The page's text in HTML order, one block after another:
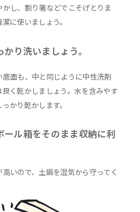
かし、割り箸などでこそげとりま
に使いましょう。
り洗いましょう。
面も、中と同じように中性洗剤
く乾かしましょう。水を含みやす
かり乾かします。
ール箱をそのまま収納に利
いので、土鍋を湿気から守ってく